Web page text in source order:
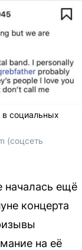
в социальных
(соцсеть
началась ещё
концерта
на её